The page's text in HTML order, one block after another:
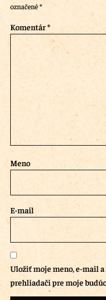
označené*
Komentár*
Meno
E-mail
Uložiť moje meno, e-mail
prehliadači pre moje